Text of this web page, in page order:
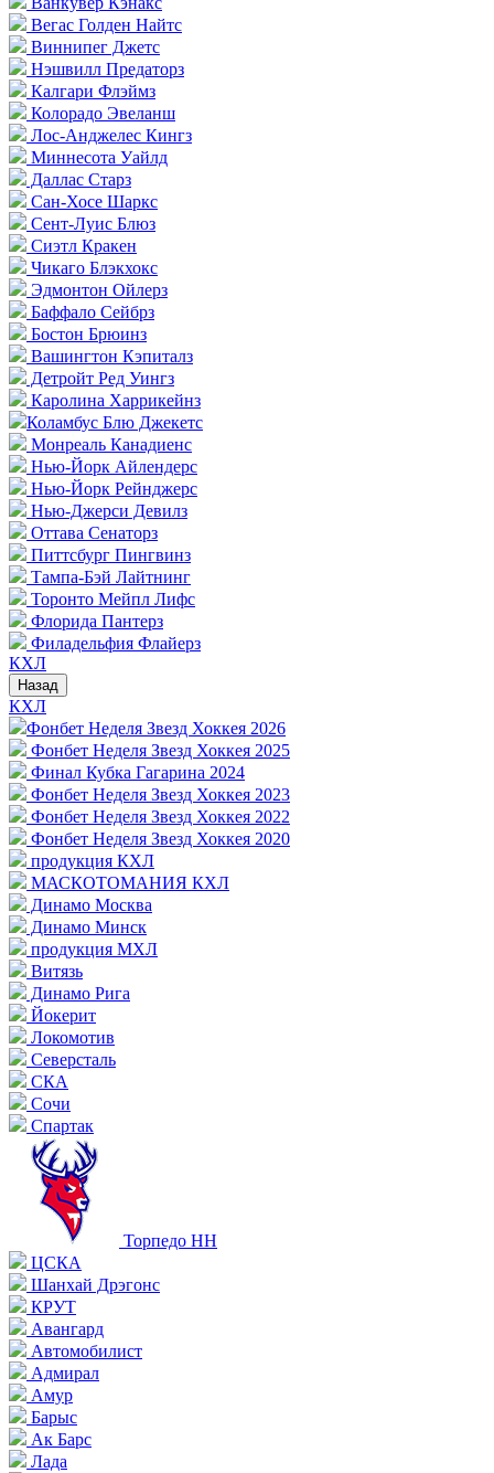
Вегас Голден Найтс
Виннипег Джетс
Нэшвилл Предаторз
Калгари Флэймз
Колорадо Эвеланш
Лос-Анджелес Кингз
Миннесота Уайлд
Даллас Старз
Сан-Хосе Шаркс
Сент-Луис Блюз
Сиэтл Кракен
Чикаго Блэкхокс
Эдмонтон Ойлерз
Баффало Сейбрз
Бостон Брюинз
Вашингтон Кэпиталз
Детройт Ред Уингз
Каролина Харрикейнз
Коламбус Блю Джекетс
Монреаль Канадиенс
Нью-Йорк Айлендерс
Нью-Йорк Рейнджерс
Нью-Джерси Девилз
Оттава Сенаторз
Питтсбург Пингвинз
Тампа-Бэй Лайтнинг
Торонто Мейпл Лифс
Флорида Пантерз
Филадельфия Флайерз
КХЛ
Назад
КХЛ
Фонбет Неделя Звезд Хоккея 2026
Фонбет Неделя Звезд Хоккея 2025
Финал Кубка Гагарина 2024
Фонбет Неделя Звезд Хоккея 2023
Фонбет Неделя Звезд Хоккея 2022
Фонбет Неделя Звезд Хоккея 2020
продукция КХЛ
МАСКОТОМАНИЯ КХЛ
Динамо Москва
Динамо Минск
продукция МХЛ
Витязь
Динамо Рига
Йокерит
Локомотив
Северсталь
СКА
Сочи
Спартак
Торпедо НН
ЦСКА
Шанхай Дрэгонс
КРУТ
Авангард
Автомобилист
Адмирал
Амур
Барыс
Ак Барс
Лада